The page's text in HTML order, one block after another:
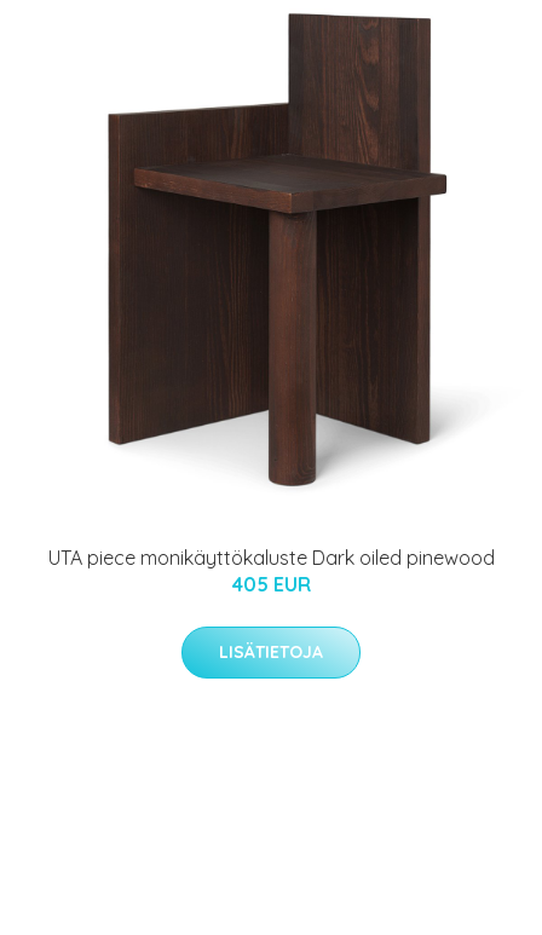
UTA piece monikäyttökaluste Dark oiled pinewood
405 EUR
LISÄTIETOJA